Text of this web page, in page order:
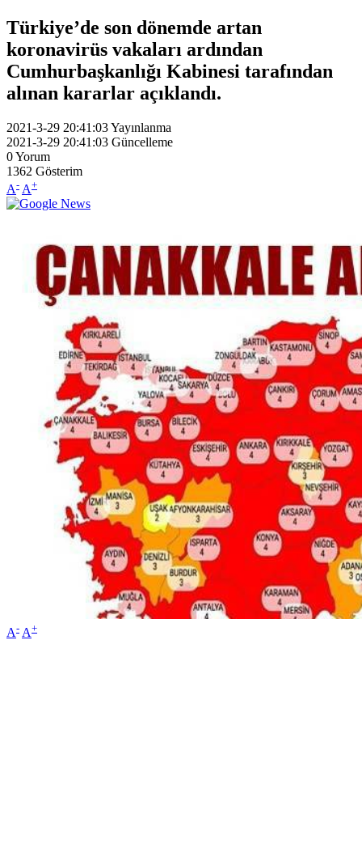
Türkiye’de son dönemde artan
koronavirüs vakaları ardından
Cumhurbaşkanlığı Kabinesi tarafından
alınan kararlar açıklandı.
2021-3-29 20:41:03Yayınlanma
2021-3-29 20:41:03 Güncelleme
0Yorum
1362 Gösterim
A- A+
A- A+